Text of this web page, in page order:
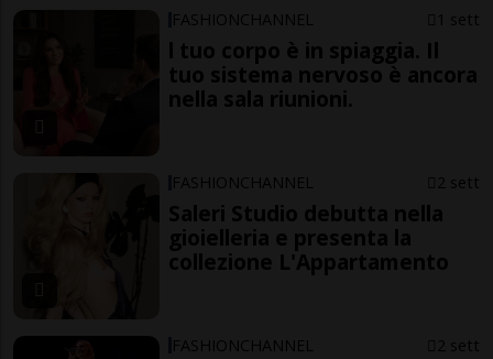
FASHIONCHANNEL 1 sett
l tuo corpo è in spiaggia. Il
tuo sistema nervoso è ancora
nella sala riunioni.
FASHIONCHANNEL 2 sett
Saleri Studio debutta nella
gioielleria e presenta la
collezione L'Appartamento
FASHIONCHANNEL 2 sett